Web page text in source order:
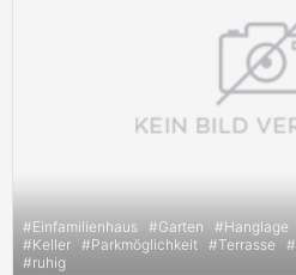
#Einfamilienhaus #Garten #Hanglage
#Keller #Parkmöglichkeit #Terrasse #
#ruhig